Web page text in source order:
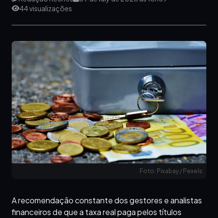
44 visualizações
Foto: Pixabay / Pexels
A recomendação constante dos gestores e analistas
financeiros de que a taxa real paga pelos títulos